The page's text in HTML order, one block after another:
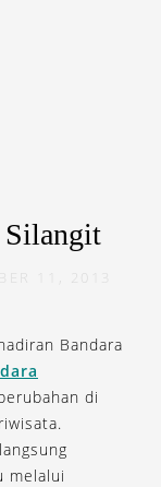
Silangit
11, 2013
Bandara
di
melalui